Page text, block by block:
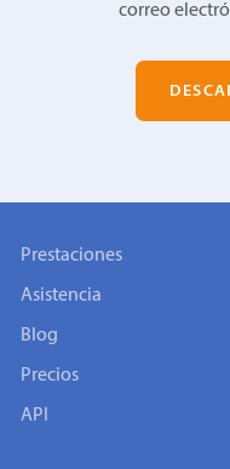
correo
Prestaciones
Asistencia
Blog
Precios
API